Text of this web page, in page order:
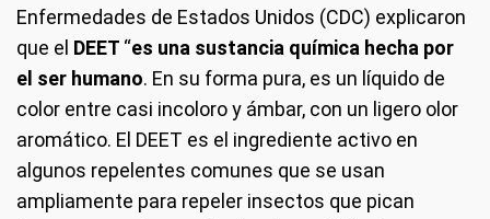
Enfermedades de Estados Unidos (CDC) explicaron
que el DEET “es una sustancia química hecha por
el ser humano. En su forma pura, es un líquido de
color entre casi incoloro y ámbar, con un ligero olor
aromático. El DEET es el ingrediente activo en
algunos repelentes comunes que se usan
ampliamente para repeler insectos que pican